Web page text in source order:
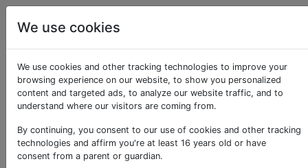
Android
Comment connaître
mon numéro SIM?
13
J'ai un Samsung Galaxy GT-I9000 et j'ai
We use cookies
We use cookies and other tracking technologies to improve your
browsing experience on our website, to show you personalized
content and targeted ads, to analyze our website traffic, and to
understand where our visitors are coming from.
By continuing, you consent to our use of cookies and other tracking
technologies and affirm you're at least 16 years old or have
consent from a parent or guardian.